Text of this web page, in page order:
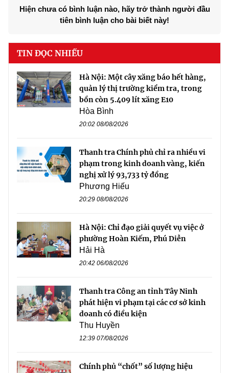
Hiện chưa có bình luận nào, hãy trở thành người đầu
tiên bình luận cho bài biết này!
TIN ĐỌC NHIỀU
Hà Nội: Một cây xăng báo hết hàng,
quản lý thị trường kiểm tra, trong
bồn còn 5.409 lít xăng E10
Hòa Bình
20:02 08/08/2026
Thanh tra Chính phủ chỉ ra nhiều vi
phạm trong kinh doanh vàng, kiến
nghị xử lý 93,733 tỷ đồng
Phương Hiếu
20:29 08/08/2026
Hà Nội: Chỉ đạo giải quyết vụ việc ở
phường Hoàn Kiếm, Phú Diễn
Hải Hà
20:42 06/08/2026
Thanh tra Công an tỉnh Tây Ninh
phát hiện vi phạm tại các cơ sở kinh
doanh có điều kiện
Thu Huyền
12:39 07/08/2026
Chính phủ “chốt” số lượng hiệu